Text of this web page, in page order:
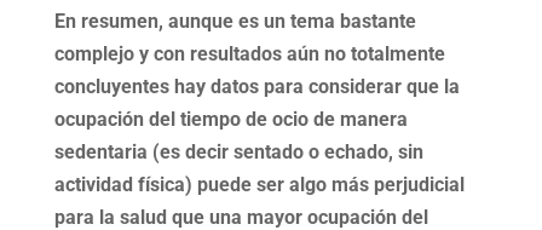
En resumen, aunque es un tema bastante
complejo y con resultados aún no totalmente
concluyentes hay datos para considerar que la
ocupación del tiempo de ocio de manera
sedentaria (es decir sentado o echado, sin
actividad física) puede ser algo más perjudicial
para la salud que una mayor ocupación del